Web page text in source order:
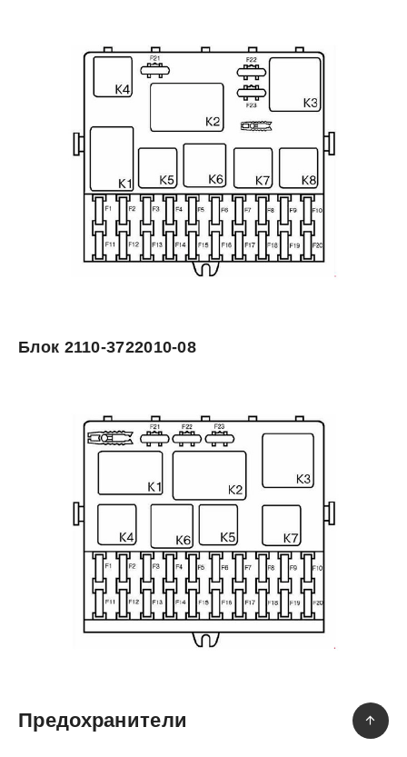
Блок 2110-3722010-08
Предохранители